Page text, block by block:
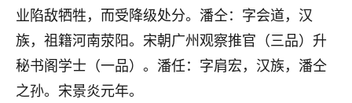
业陷敌牺牲，而受降级处分。潘仝：字会道，汉
族，祖籍河南荥阳。宋朝广州观察推官（三品）升
秘书阁学士（一品）。潘任：字肩宏，汉族，潘仝
之孙。宋景炎元年。
青春168
我也想要，我也想要！
15
Jessica李